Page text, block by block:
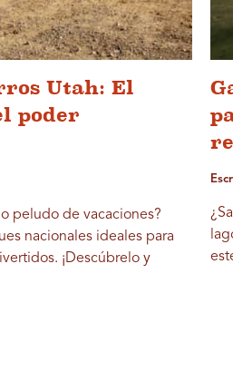
Utah: El
poder
peludo de vacaciones?
nacionales ideales para
¡Descúbrelo y